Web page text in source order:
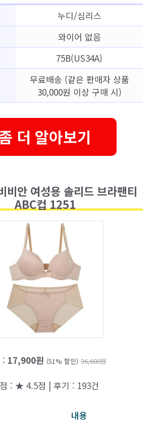
누디/심리스
와이어 없음
75B(US34A)
무료배송 (같은 판매자 상품
30,000원 이상 구매 시)
더 알아보기
비안 여성용 솔리드 브라팬티
ABC컵 1251
: 17,900원 (51% 할인) 36,600원
: ★ 4.5점 | 후기 : 193건
내용